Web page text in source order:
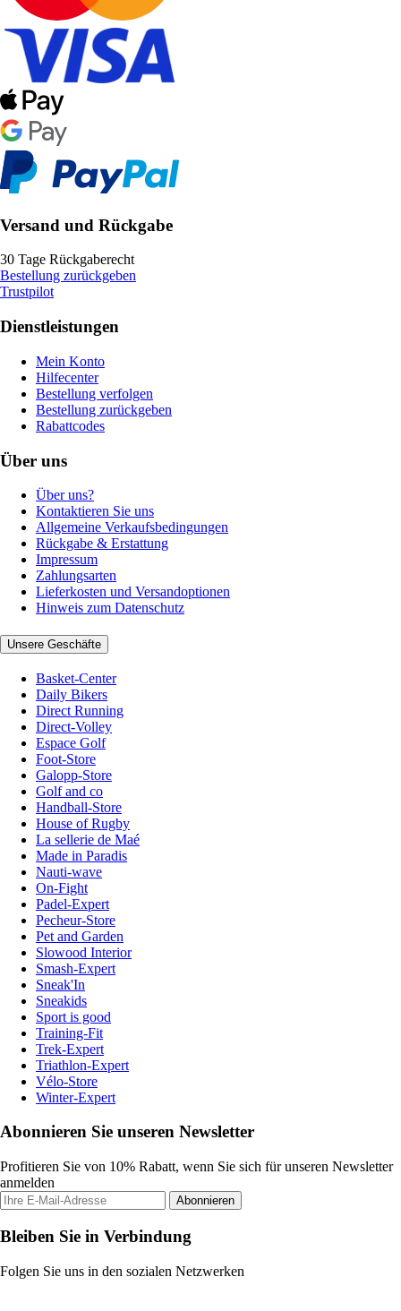
Versand und Rückgabe
30 Tage Rückgaberecht
Bestellung zurückgeben
Trustpilot
Dienstleistungen
Mein Konto
Hilfecenter
Bestellung verfolgen
Bestellung zurückgeben
Rabattcodes
Über uns
Über uns?
Kontaktieren Sie uns
Allgemeine Verkaufsbedingungen
Rückgabe & Erstattung
Impressum
Zahlungsarten
Lieferkosten und Versandoptionen
Hinweis zum Datenschutz
Unsere Geschäfte
Basket-Center
Daily Bikers
Direct Running
Direct-Volley
Espace Golf
Foot-Store
Galopp-Store
Golf and co
Handball-Store
House of Rugby
La sellerie de Maé
Made in Paradis
Nauti-wave
On-Fight
Padel-Expert
Pecheur-Store
Pet and Garden
Slowood Interior
Smash-Expert
Sneak'In
Sneakids
Sport is good
Training-Fit
Trek-Expert
Triathlon-Expert
Vélo-Store
Winter-Expert
Abonnieren Sie unseren Newsletter
Profitieren Sie von 10% Rabatt, wenn Sie sich für unseren Newsletter
anmelden
Abonnieren
Bleiben Sie in Verbindung
Folgen Sie uns in den sozialen Netzwerken